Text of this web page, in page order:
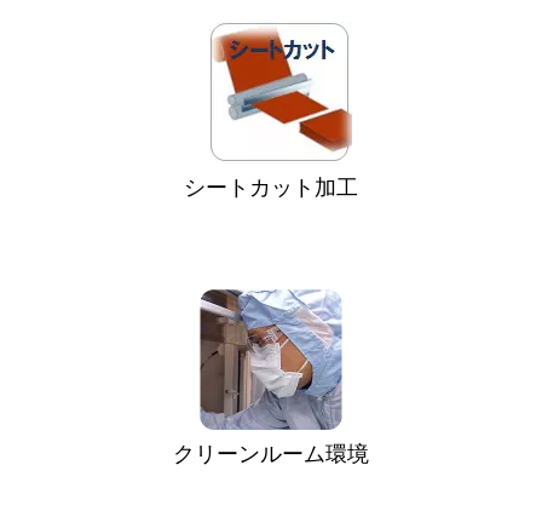
シートカット加工
クリーンルーム環境